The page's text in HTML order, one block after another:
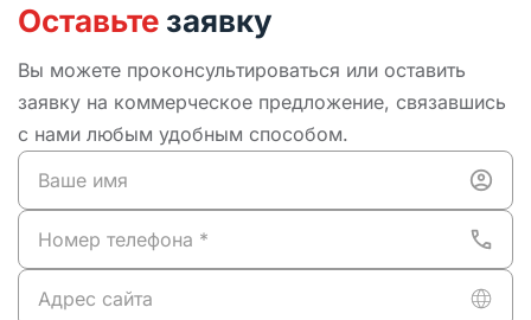
Оставьте заявку
Вы можете проконсультироваться или оставить
заявку на коммерческое предложение, связавшись
с нами любым удобным способом.